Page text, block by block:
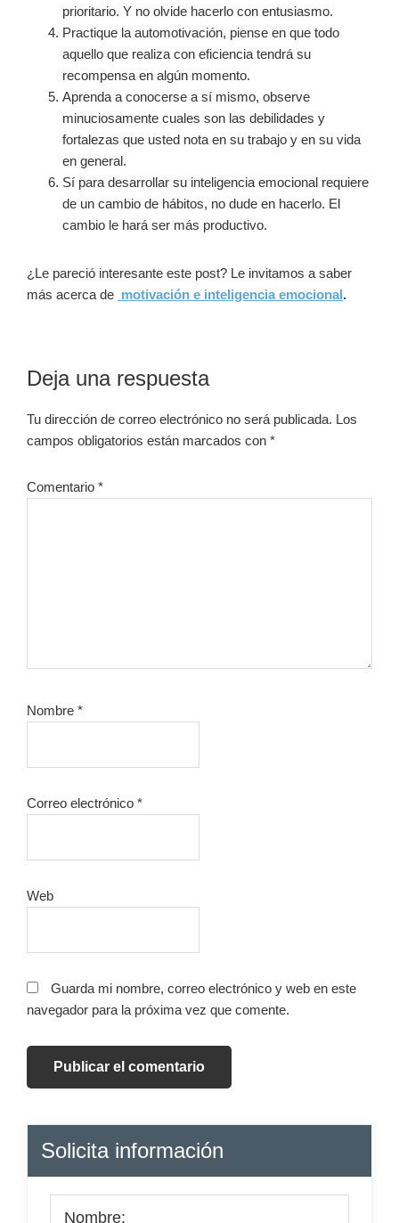
prioritario. Y no olvide hacerlo con entusiasmo.
Practique la automotivación, piense en que todo
aquello que realiza con eficiencia tendrá su
recompensa en algún momento.
Aprenda a conocerse a sí mismo, observe
minuciosamente cuales son las debilidades y
fortalezas que usted nota en su trabajo y en su vida
en general.
Sí para desarrollar su inteligencia emocional requiere
de un cambio de hábitos, no dude en hacerlo. El
cambio le hará ser más productivo.
¿Le pareció interesante este post? Le invitamos a saber
más acerca de motivación e inteligencia emocional.
Interacciones
con
los
Deja una respuesta
Tu dirección de correo electrónico no será publicada. Los
campos obligatorios están marcados con *
Comentario *
Nombre *
Correo electrónico *
Web
Guarda mi nombre, correo electrónico y web en este
navegador para la próxima vez que comente.
Barra
lateral
principal
Solicita información